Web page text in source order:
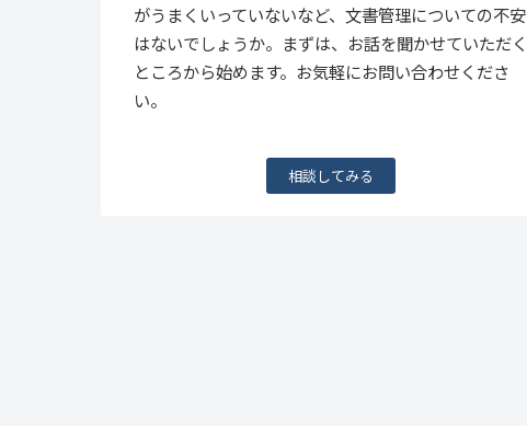
がうまくいっていないなど、文書管理についての不安
はないでしょうか。まずは、お話を聞かせていただく
ところから始めます。お気軽にお問い合わせくださ
い。
相談してみる